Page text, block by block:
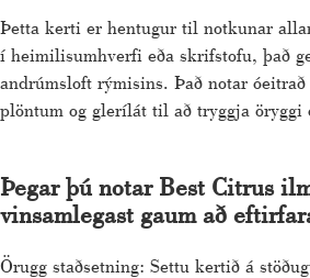
Þetta kerti er hentugur til notkunar
í heimilisumhverfi eða skrifstofu, það
andrúmsloft rýmisins. Það notar
plöntum og glerílát til að tryggja öryggi
Þegar þú notar Best Citrus
vinsamlegast gaum að
Örugg staðsetning: Settu kertið á